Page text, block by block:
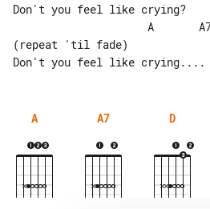
Don't you feel like crying?
(repeat 'til fade)
A A7 D